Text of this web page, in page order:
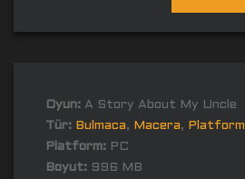
Oyun: A Story About My Uncle
Tür: Bulmaca, Macera, Platform
Platform: PC
Boyut: 996 MB